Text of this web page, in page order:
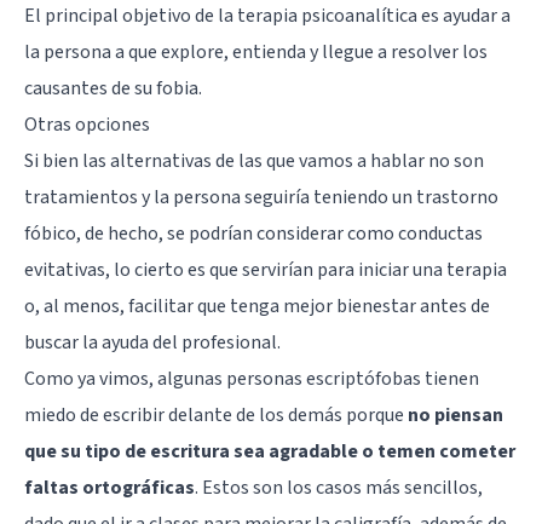
El principal objetivo de la terapia psicoanalítica es ayudar a
la persona a que explore, entienda y llegue a resolver los
causantes de su fobia.
Otras opciones
Si bien las alternativas de las que vamos a hablar no son
tratamientos y la persona seguiría teniendo un trastorno
fóbico, de hecho, se podrían considerar como conductas
evitativas, lo cierto es que servirían para iniciar una terapia
o, al menos, facilitar que tenga mejor bienestar antes de
buscar la ayuda del profesional.
Como ya vimos, algunas personas escriptófobas tienen
miedo de escribir delante de los demás porque no piensan
que su tipo de escritura sea agradable o temen cometer
faltas ortográficas. Estos son los casos más sencillos,